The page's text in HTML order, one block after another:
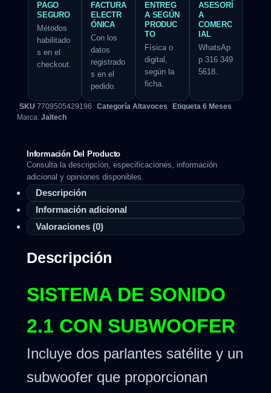
PAGO
SEGURO
Métodos
habilitado
s en el
checkout.
FACTURA
ELECTR
ÓNICA
Con los
datos
registrado
s en el
pedido.
ENTREG
A SEGÚN
PRODUC
TO
Física o
digital,
según la
ficha.
ASESORÍ
A
COMERC
IAL
WhatsAp
p 316 349
5618.
SKU 7709505429196 Categoría Altavoces Etiqueta 6 Meses
Marca: Jaltech
Información Del Producto
Consulta la descripción, especificaciones, información
adicional y opiniones disponibles.
Descripción
Información adicional
Valoraciones (0)
Descripción
SISTEMA DE SONIDO
2.1 CON SUBWOOFER
Incluye dos parlantes satélite y un
subwoofer que proporcionan